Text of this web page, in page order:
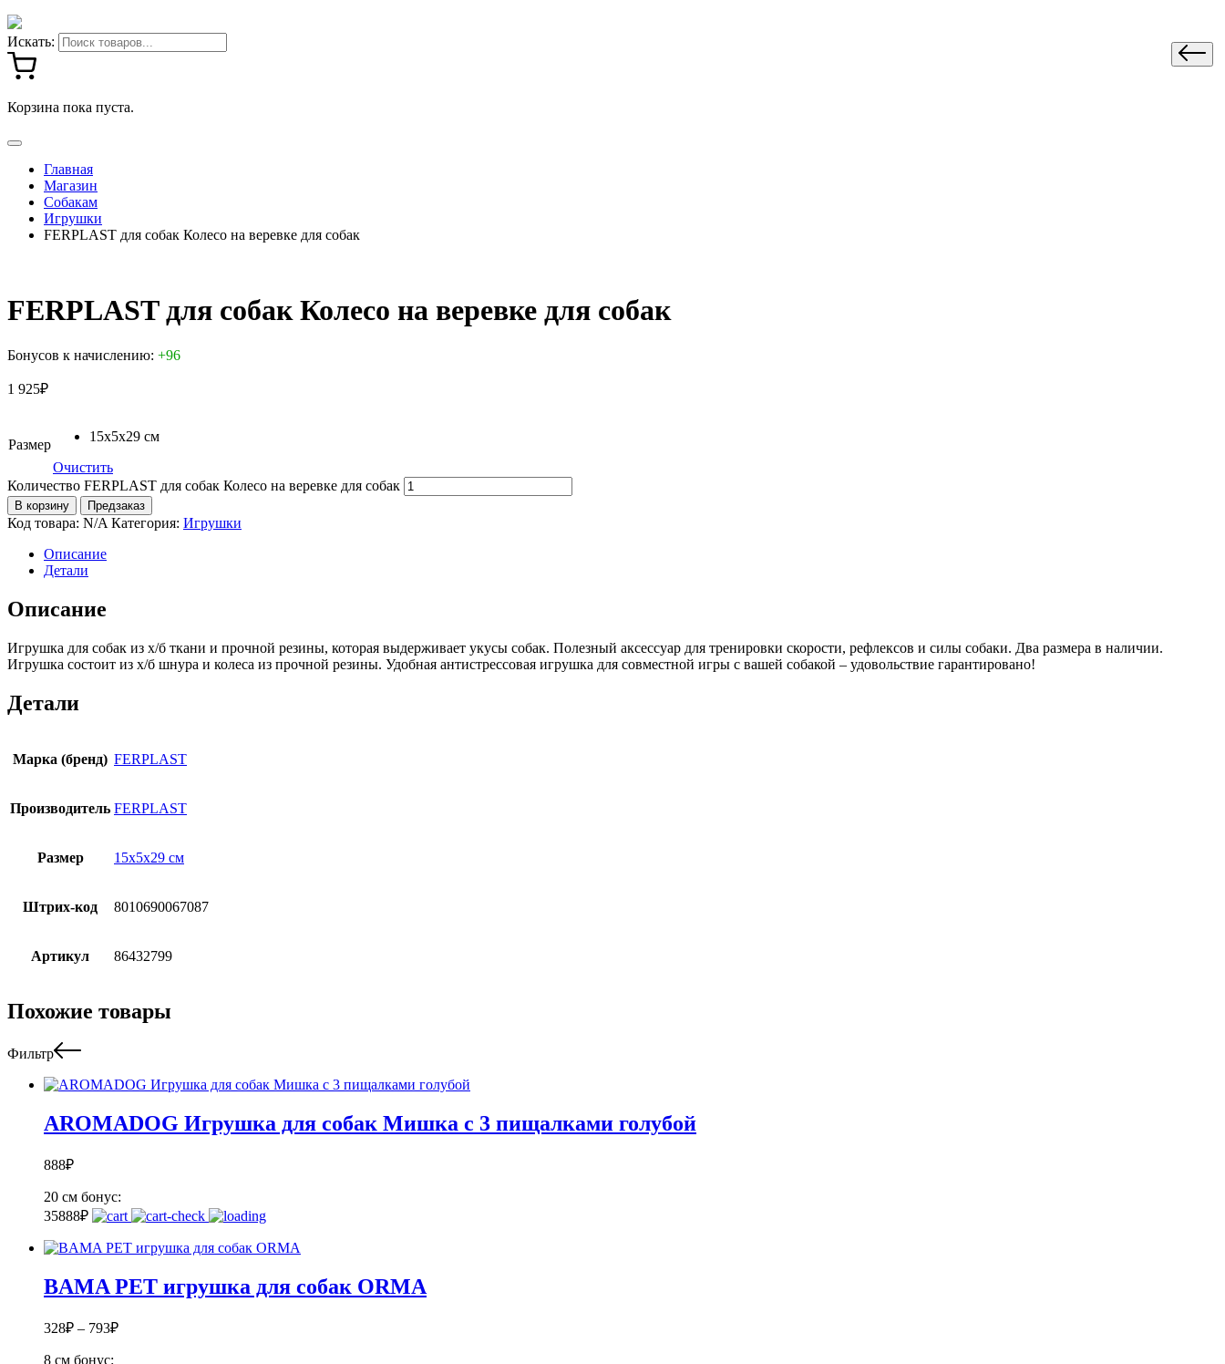
Искать:
Корзина пока пуста.
Главная
Магазин
Собакам
Игрушки
FERPLAST для собак Колесо на веревке для собак
FERPLAST для собак Колесо на веревке для собак
Бонусов к начислению: +96
1 925₽
Размер
15х5х29 см
Очистить
Количество FERPLAST для собак Колесо на веревке для собак
В корзину Предзаказ
Код товара: N/A Категория: Игрушки
Описание
Детали
Описание
Игрушка для собак из х/б ткани и прочной резины, которая выдерживает укусы собак. Полезный аксессуар для тренировки скорости, рефлексов и силы собаки. Два размера в наличии.
Игрушка состоит из х/б шнура и колеса из прочной резины. Удобная антистрессовая игрушка для совместной игры с вашей собакой – удовольствие гарантировано!
Детали
Марка (бренд) FERPLAST
Производитель FERPLAST
Размер 15х5х29 см
Штрих-код 8010690067087
Артикул 86432799
Похожие товары
Фильтр
AROMADOG Игрушка для собак Мишка с 3 пищалками голубой
888₽
20 см бонус:
35888₽
BAMA PET игрушка для собак ORMA
328₽ – 793₽
8 см бонус: